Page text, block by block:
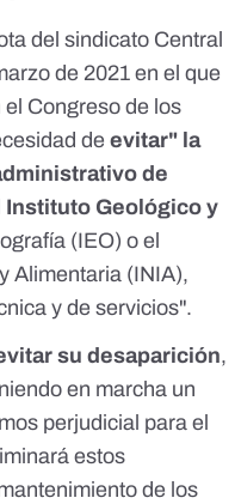
delsindicato Central
de 2021 en el que
Congreso de los
deevitar" la
de
Instituto Geológico y
(IEO) o el
Alimentaria (INIA),
y de servicios".
su desaparición,
en marcha un
perjudicial para el
estos
de los